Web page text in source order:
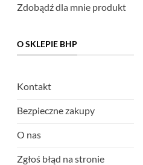
Zdobądź dla mnie produkt
O SKLEPIE BHP
Kontakt
Bezpieczne zakupy
O nas
Zgłoś błąd na stronie